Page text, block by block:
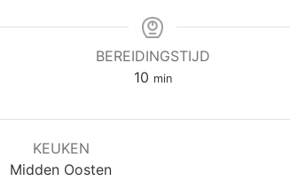
BEREIDINGSTIJD
10 min
KEUKEN
Midden Oosten